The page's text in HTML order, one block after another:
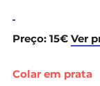
Preço: 15€ Ver
Colar em prata